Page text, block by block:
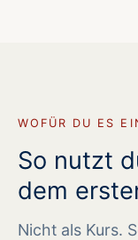
WOFÜR DU ES
So nutzt
dem
Nicht als Kurs.